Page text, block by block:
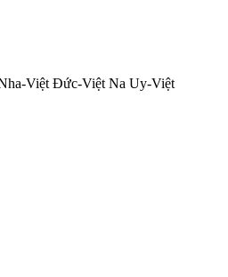
Việt Đức-Việt Na Uy-Việt